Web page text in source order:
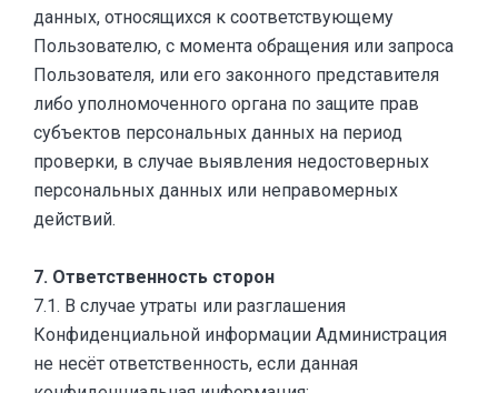
данных, относящихся к соответствующему
Пользователю, с момента обращения или запроса
Пользователя, или его законного представителя
либо уполномоченного органа по защите прав
субъектов персональных данных на период
проверки, в случае выявления недостоверных
персональных данных или неправомерных
действий.
7. Ответственность сторон
7.1. В случае утраты или разглашения
Конфиденциальной информации Администрация
не несёт ответственность, если данная